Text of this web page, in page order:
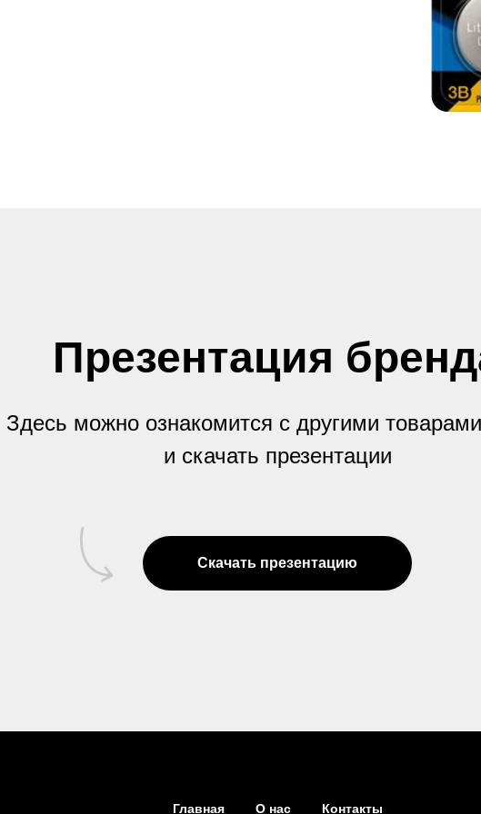
Презентация
Здесь можно ознакомится с другими
и скачать презентации
Скачать презентацию
Главная О нас Контакты